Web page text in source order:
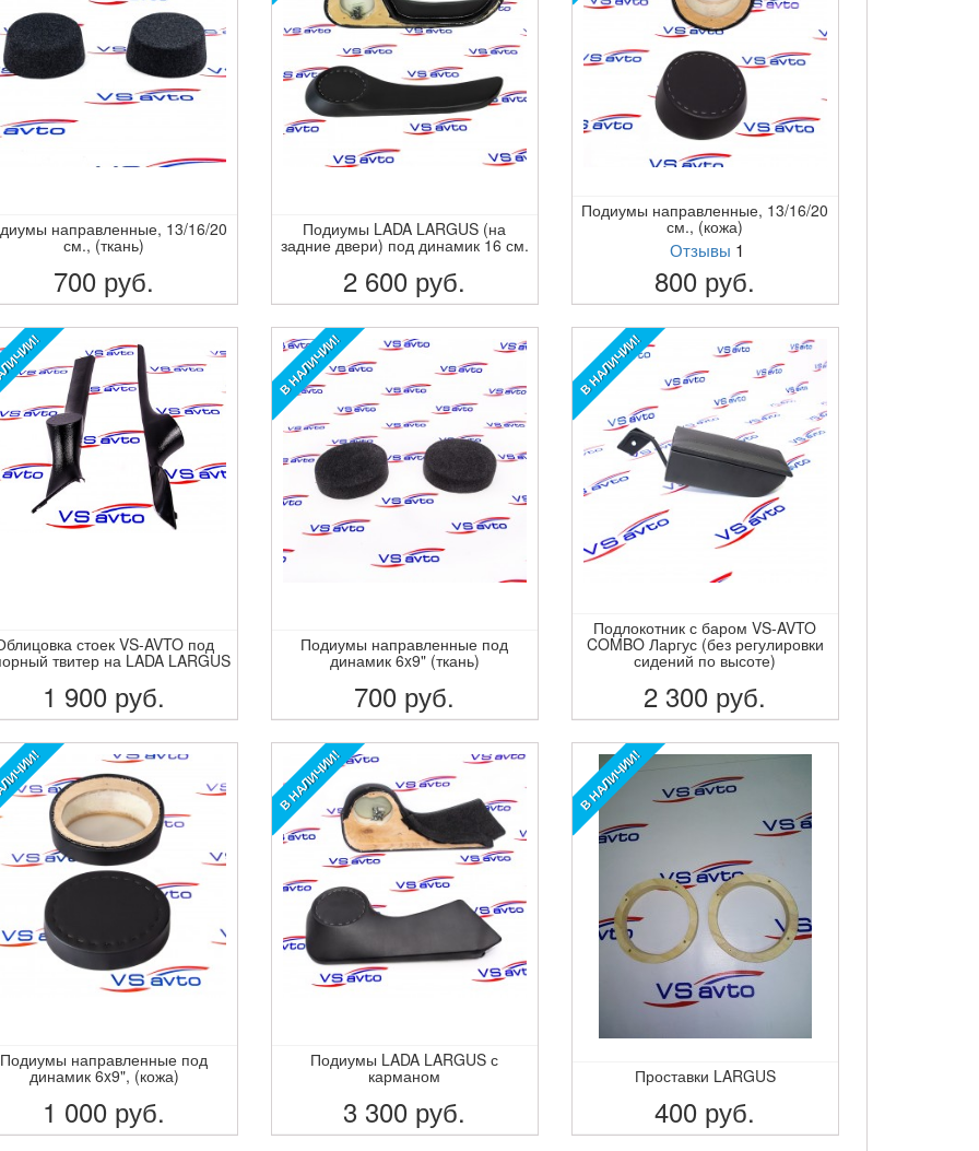
направленные, 13/16/20
см., (ткань)
700 руб.
ПОДРОБНЕЕ
Подиумы LADA LARGUS (на
задние двери) под динамик 16 см.
2 600 руб.
ПОДРОБНЕЕ
Подиумы направленные, 13/16/20
см., (кожа)
Отзывы 1
800 руб.
ПОДРОБНЕЕ
стоек VS-AVTO под
твитер на LADA LARGUS
1 900 руб.
ПОДРОБНЕЕ
В НАЛИЧИИ!
Подиумы направленные под
динамик 6x9" (ткань)
700 руб.
ПОДРОБНЕЕ
В НАЛИЧИИ!
Подлокотник с баром VS-AVTO
COMBO Ларгус (без регулировки
сидений по высоте)
2 300 руб.
ПОДРОБНЕЕ
Подиумы направленные под
динамик 6x9", (кожа)
1 000 руб.
В НАЛИЧИИ!
Подиумы LADA LARGUS с
карманом
3 300 руб.
В НАЛИЧИИ!
Проставки LARGUS
400 руб.